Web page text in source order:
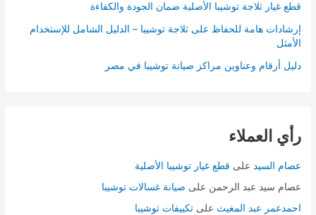
قطع غيار ثلاجة توشيبا الأصلية ضمان الجودة والكفاءة
إرشادات هامة للحفاظ على ثلاجة توشيبا – الدليل الشامل للإستخدام
الأمثل
دليل أرقام وعناوين مراكز صيانة توشيبا في مصر
رأي العملاء
عصام السيد على قطع غيار توشيبا الأصلية
عصام سيد عبد الرحمن على صيانة غسالات توشيبا
احمدعمر عبد المغيث علىتكييفات توشيبا